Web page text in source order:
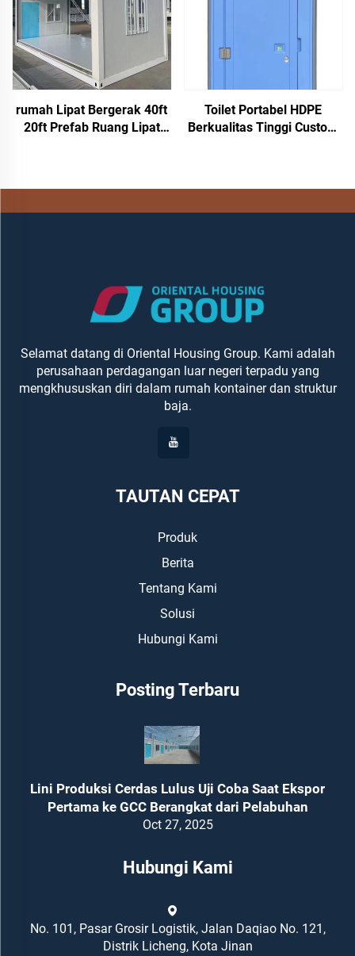
rumah Lipat Bergerak 40ft
20ft Prefab Ruang Lipat
Toilet Portabel HDPE
Berkualitas Tinggi Custom
Selamat datang di Oriental Housing Group. Kami adalah
perusahaan perdagangan luar negeri terpadu yang
mengkhususkan diri dalam rumah kontainer dan struktur
baja.
TAUTAN CEPAT
Produk
Berita
Tentang Kami
Solusi
Hubungi Kami
Posting Terbaru
Lini Produksi Cerdas Lulus Uji Coba Saat Ekspor
Pertama ke GCC Berangkat dari Pelabuhan
Oct 27, 2025
Hubungi Kami
No. 101, Pasar Grosir Logistik, Jalan Daqiao No. 121,
Distrik Licheng, Kota Jinan